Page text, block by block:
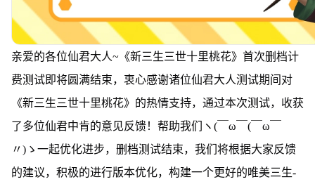
亲爱的各位仙君大人~《新三生三世十里桃花》首次删档计
费测试即将圆满结束，衷心感谢诸位仙君大人测试期间对
《新三生三世十里桃花》的热情支持，通过本次测试，收获
了多位仙君中肯的意见反馈！帮助我们ヽ(￣ω￣(￣ω￣
〃)ゝ一起优化进步，删档测试结束，我们将根据大家反馈
的建议，积极的进行版本优化，构建一个更好的唯美三生-